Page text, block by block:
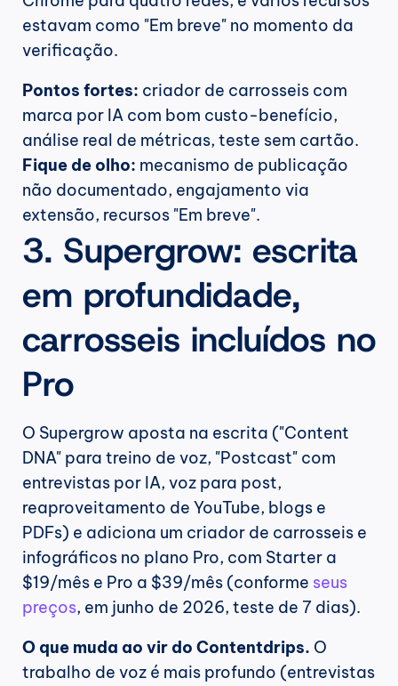
estavam como "Em breve" no momento da
verificação.
Pontos fortes: criador de carrosseis com
marca por IA com bom custo-benefício,
Fique de olho: mecanismo de publicação
não documentado, engajamento via
extensão, recursos "Em breve".
3. Supergrow: escrita
em profundidade,
carrosseis incluídos no
Pro
O Supergrow aposta na escrita ("Content
DNA" para treino de voz, "Postcast" com
entrevistas por IA, voz para post,
reaproveitamento de YouTube, blogs e
PDFs) e adiciona um criador de carrosseis e
infográficos no plano Pro, com Starter a
$19/mês e Pro a $39/mês (conforme seus
preços, em junho de 2026, teste de 7 dias).
O que muda ao vir do Contentdrips. O
trabalho de voz é mais profundo (entrevistas